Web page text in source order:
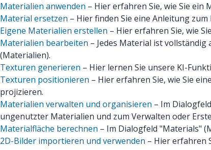
Materialien anwenden – Hier erfahren Sie, wie Sie ein
Material ersetzen – Hier finden Sie eine Anleitung
Eigene Materialien erstellen – Hier erfahren Sie, wie
Materialien bearbeiten – Jedes Material ist
(Materialien).
Texturen generieren – Hier lernen Sie unsere KI-
Texturen positionieren – Hier erfahren Sie, wie Sie
projizieren.
Materialien verwalten und organisieren – Im
ungenutzter Materialien und zum Verwalten oder
Materialfläche berechnen – Im Dialogfeld "Materials"
2D-Bilder importieren und verwenden – Hier erfahren